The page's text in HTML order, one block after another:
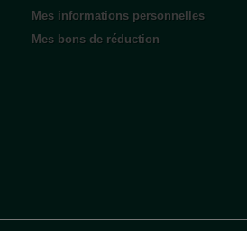
Mes informations personnelles
Mes bons de réduction